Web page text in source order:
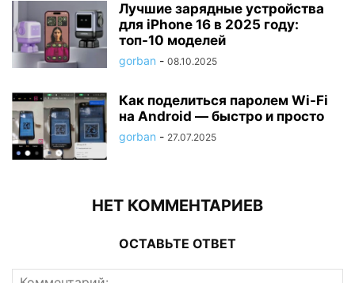
Лучшие зарядные устройства
для iPhone 16 в 2025 году:
топ-10 моделей
gorban - 08.10.2025
Как поделиться паролем Wi-Fi
на Android — быстро и просто
gorban - 27.07.2025
НЕТ КОММЕНТАРИЕВ
ОСТАВЬТЕ ОТВЕТ